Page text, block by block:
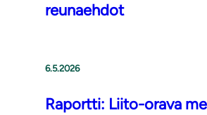
reunaehdot
6.5.2026
Raportti: Liito-orava